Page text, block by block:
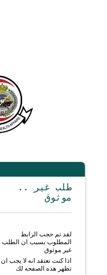
.. طلب غير
موثوق
لقد تم حجب الرابط
المطلوب بسبب ان الطلب
غير موثوق
اذا كنت تعتقد انه لا يجب ان
تظهر هذه الصفحه لك